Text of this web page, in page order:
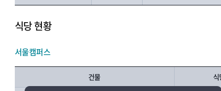
식당 현황
서울캠퍼스
건물